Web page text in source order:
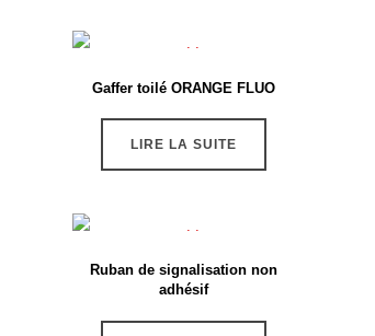
Gaffer toilé ORANGE FLUO
LIRE LA SUITE
Ruban de signalisation non
adhésif